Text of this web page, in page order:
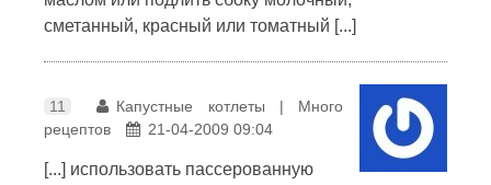
сметанный, красный или томатный [...]
11
Капустные котлеты | Много
рецептов
21-04-2009 09:04
[...] использовать пассерованную